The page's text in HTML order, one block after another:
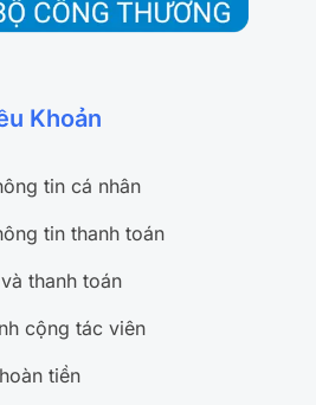
Khoản
tin cá nhân
tin thanh toán
thanh toán
cộng tác viên
tiền